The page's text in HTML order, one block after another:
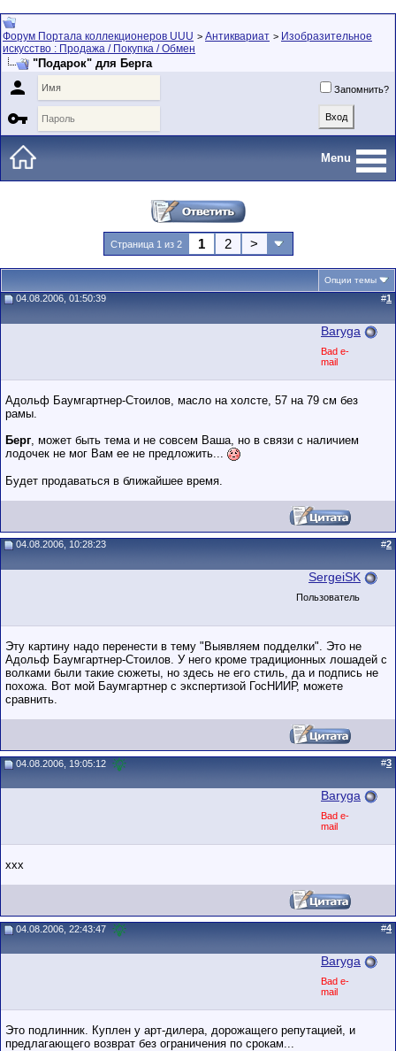
Форум Портала коллекционеров UUU > Антиквариат > Изобразительное
искусство : Продажа / Покупка / Обмен
"Подарок" для Берга
 Запомнить?

Menu
Страница 1 из 2 1 2 >
Опции темы
04.08.2006, 01:50:39 #1
Baryga
Bad e-
mail
Адольф Баумгартнер-Стоилов, масло на холсте, 57 на 79 см без
рамы.
Берг, может быть тема и не совсем Ваша, но в связи с наличием
лодочек не мог Вам ее не предложить...
Будет продаваться в ближайшее время.
04.08.2006, 10:28:23 #2
SergeiSK
Пользователь
Эту картину надо перенести в тему "Выявляем подделки". Это не
Адольф Баумгартнер-Стоилов. У него кроме традиционных лошадей с
волками были такие сюжеты, но здесь не его стиль, да и подпись не
похожа. Вот мой Баумгартнер с экспертизой ГосНИИР, можете
сравнить.
04.08.2006, 19:05:12 #3
Baryga
Bad e-
mail
xxx
04.08.2006, 22:43:47 #4
Baryga
Bad e-
mail
Это подлинник. Куплен у арт-дилера, дорожащего репутацией, и
предлагающего возврат без ограничения по срокам...